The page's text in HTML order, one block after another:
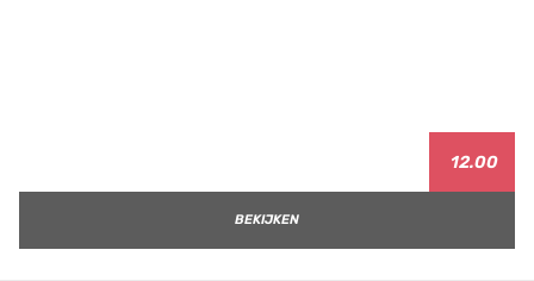
12.00
BEKIJKEN